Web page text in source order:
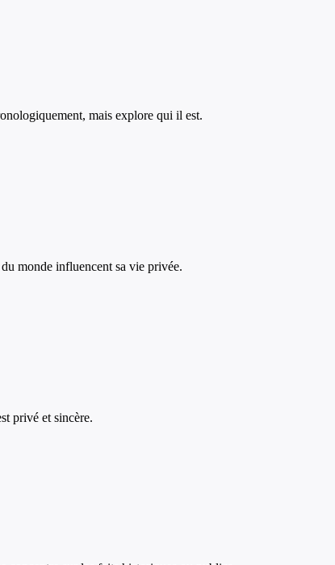
mais explore qui il est.
monde influencent sa vie privée.
privé et sincère.